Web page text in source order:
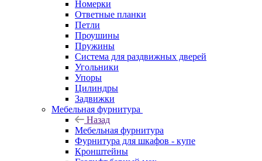
Номерки
Ответные планки
Петли
Проушины
Пружины
Система для раздвижных дверей
Угольники
Упоры
Цилиндры
Задвижки
Мебельная фурнитура
Назад
Мебельная фурнитура
Фурнитура для шкафов - купе
Кронштейны